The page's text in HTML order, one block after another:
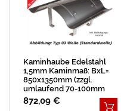
Kaminhaube Edelstahl
1,5mm Kaminmaß: BxL=
850x1350mm (zzgl.
umlaufend 70-100mm
Überstand)
872,09 €